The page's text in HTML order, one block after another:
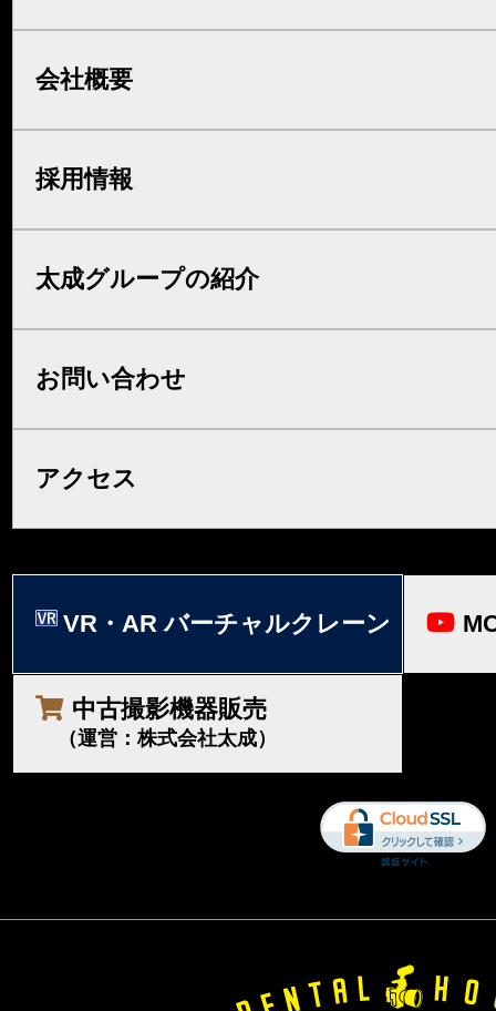
会社概要
採用情報
太成グループの紹介
お問い合わせ
アクセス
VR・AR バーチャルクレーン
中古撮影機器販売
（運営：株式会社太成）